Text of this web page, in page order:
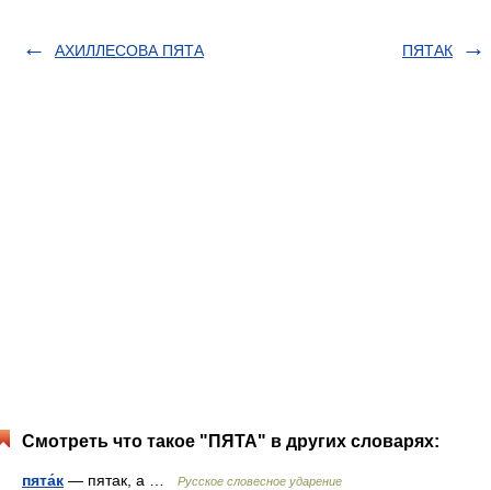
АХИЛЛЕСОВА ПЯТА ПЯТАК
Смотреть что такое "ПЯТА" в других словарях:
пята́к — пятак, а … Русское словесное ударение